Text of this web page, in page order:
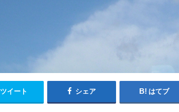
ツイート シェア はてブ